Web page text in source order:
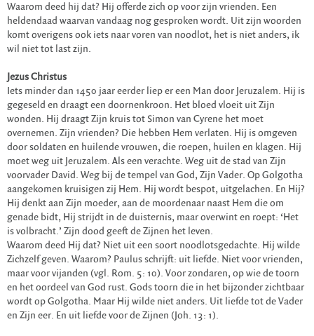
Waarom deed hij dat? Hij offerde zich op voor zijn vrienden. Een
heldendaad waarvan vandaag nog gesproken wordt. Uit zijn woorden
komt overigens ook iets naar voren van noodlot, het is niet anders, ik
wil niet tot last zijn.
Jezus Christus
Iets minder dan 1450 jaar eerder liep er een Man door Jeruzalem. Hij is
gegeseld en draagt een doornenkroon. Het bloed vloeit uit Zijn
wonden. Hij draagt Zijn kruis tot Simon van Cyrene het moet
overnemen. Zijn vrienden? Die hebben Hem verlaten. Hij is omgeven
door soldaten en huilende vrouwen, die roepen, huilen en klagen. Hij
moet weg uit Jeruzalem. Als een verachte. Weg uit de stad van Zijn
voorvader David. Weg bij de tempel van God, Zijn Vader. Op Golgotha
aangekomen kruisigen zij Hem. Hij wordt bespot, uitgelachen. En Hij?
Hij denkt aan Zijn moeder, aan de moordenaar naast Hem die om
genade bidt, Hij strijdt in de duisternis, maar overwint en roept: ‘Het
is volbracht.’ Zijn dood geeft de Zijnen het leven.
Waarom deed Hij dat? Niet uit een soort noodlotsgedachte. Hij wilde
Zichzelf geven. Waarom? Paulus schrijft: uit liefde. Niet voor vrienden,
maar voor vijanden (vgl. Rom. 5: 10). Voor zondaren, op wie de toorn
en het oordeel van God rust. Gods toorn die in het bijzonder zichtbaar
wordt op Golgotha. Maar Hij wilde niet anders. Uit liefde tot de Vader
en Zijn eer. En uit liefde voor de Zijnen (Joh. 13: 1).